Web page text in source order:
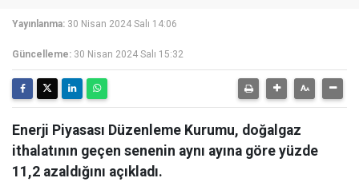
Yayınlanma: 30 Nisan 2024 Salı 14:06
Güncelleme: 30 Nisan 2024 Salı 15:32
Enerji Piyasası Düzenleme Kurumu, doğalgaz
ithalatının geçen senenin aynı ayına göre yüzde
11,2 azaldığını açıkladı.